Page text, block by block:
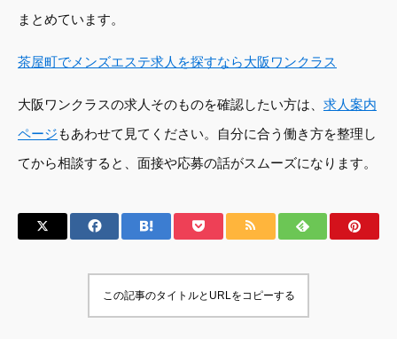
まとめています。
茶屋町でメンズエステ求人を探すなら大阪ワンクラス
大阪ワンクラスの求人そのものを確認したい方は、 求人案内
ページもあわせて見てください。自分に合う働き方を整理し
てから相談すると、面接や応募の話がスムーズになります。
この記事のタイトルとURLをコピーする